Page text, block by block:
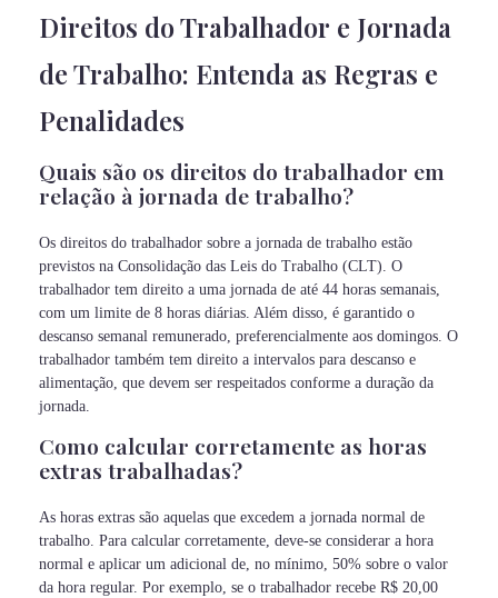
Direitos do Trabalhador e Jornada
de Trabalho: Entenda as Regras e
Penalidades
Quais são os direitos do trabalhador em
relação à jornada de trabalho?
Os direitos do trabalhador sobre a jornada de trabalho estão
previstos na Consolidação das Leis do Trabalho (CLT). O
trabalhador tem direito a uma jornada de até 44 horas semanais,
com um limite de 8 horas diárias. Além disso, é garantido o
descanso semanal remunerado, preferencialmente aos domingos. O
trabalhador também tem direito a intervalos para descanso e
alimentação, que devem ser respeitados conforme a duração da
jornada.
Como calcular corretamente as horas
extras trabalhadas?
As horas extras são aquelas que excedem a jornada normal de
trabalho. Para calcular corretamente, deve-se considerar a hora
normal e aplicar um adicional de, no mínimo, 50% sobre o valor
da hora regular. Por exemplo, se o trabalhador recebe R$ 20,00